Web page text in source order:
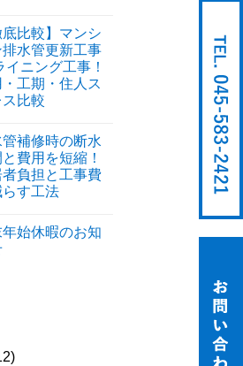
底比較】マンシ
排水管更新工事
イニング工事！
・工期・住人ス
ス比較
補修時の断水
費用を短縮！
者負担と工事費
らす工法
始休暇のお知